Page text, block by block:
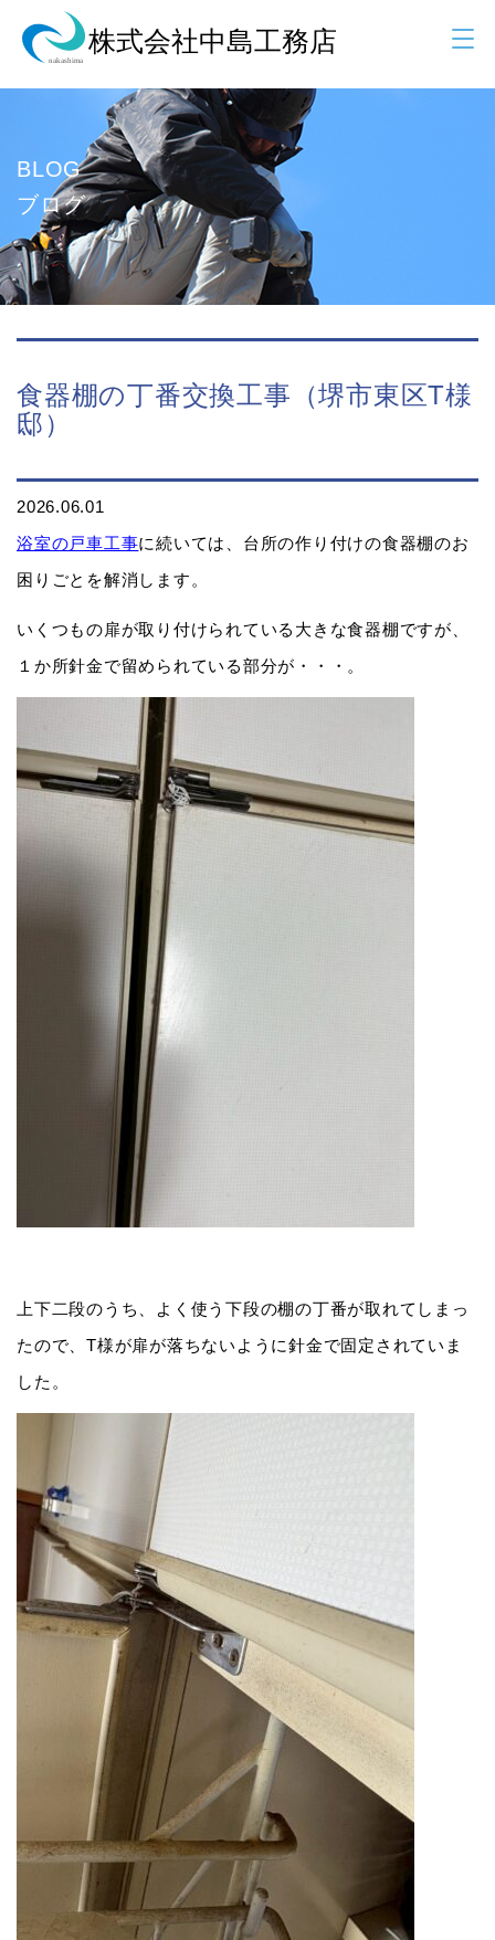
BLOG
ブログ
食器棚の丁番交換工事（堺市東区T様
邸）
2026.06.01
浴室の戸車工事に続いては、台所の作り付けの食器棚のお
困りごとを解消します。
いくつもの扉が取り付けられている大きな食器棚ですが、
１か所針金で留められている部分が・・・。
上下二段のうち、よく使う下段の棚の丁番が取れてしまっ
たので、T様が扉が落ちないように針金で固定されていま
した。